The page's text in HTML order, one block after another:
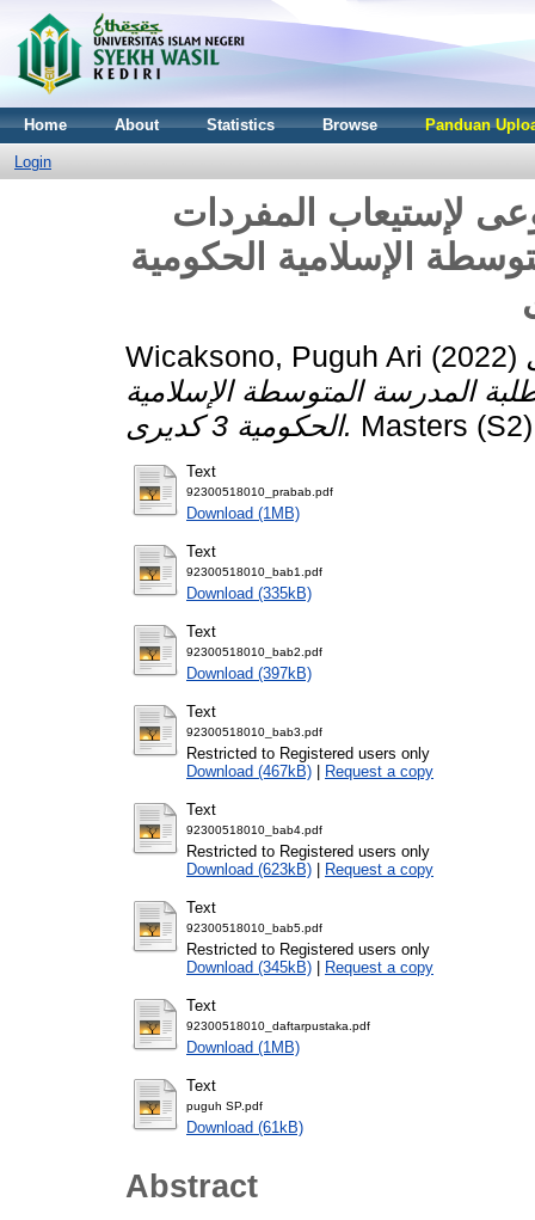
Home About Statistics Browse Panduan
Login
لإستيعاب المفردات
الإسلامية الحكومية
Wicaksono, Puguh Ari (2022)
المدرسة المتوسطة الإسلامية
الحكومية 3 كديرى. Masters
Text
92300518010_prabab.pdf
Download (1MB)
Text
92300518010_bab1.pdf
Download (335kB)
Text
92300518010_bab2.pdf
Download (397kB)
Text
92300518010_bab3.pdf
Restricted to Registered users only
Download (467kB) | Request a copy
Text
92300518010_bab4.pdf
Restricted to Registered users only
Download (623kB) | Request a copy
Text
92300518010_bab5.pdf
Restricted to Registered users only
Download (345kB) | Request a copy
Text
92300518010_daftarpustaka.pdf
Download (1MB)
Text
puguh SP.pdf
Download (61kB)
Abstract